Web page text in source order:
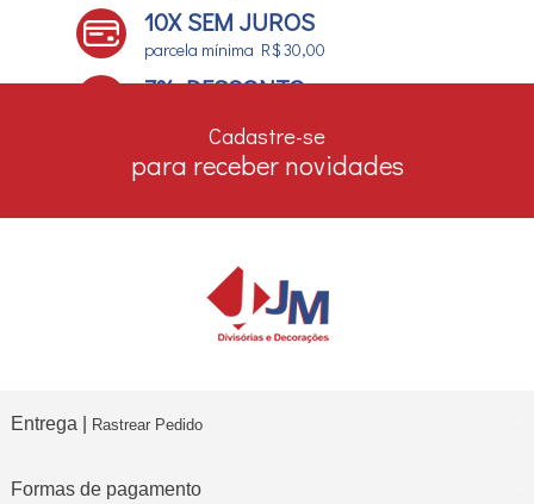
10X SEM JUROS
parcela mínima R$ 30,00
7% DESCONTO
Cadastre-se
para receber novidades
Entrega | Rastrear Pedido
Formas de pagamento